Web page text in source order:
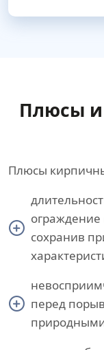
Плюсы
Плюсы
ограждение
сохранив
перед